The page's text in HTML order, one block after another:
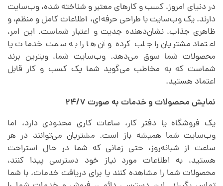
در دنیای امروز، کسب و کارهای معتبر و شناخته شده، وب‌سایت
دارند. یک وب‌سایت با طراحی حرفه‌ای، اطلاعات کامل و منظم، و
ظاهری جذاب، نشان‌دهنده جدیت و اعتبار شماست. این امر،
اعتماد مشتریان را جلب کرده و آن‌ها را به سمت خدمات یا
محصولات شما سوق می‌دهد. وب‌سایت شما، ویترین برند
شماست که به مخاطب می‌گوید شما یک کسب و کار قابل
اعتماد هستید.
نمایش محصولات و خدمات به صورت ۲۴/۷
یک فروشگاه یا دفتر کار، ساعات کاری محدودی دارد، اما
وب‌سایت شما همیشه باز است. مشتریان می‌توانند در هر
ساعت از شبانه‌روز، حتی زمانی که شما در حال استراحت
هستید، به اطلاعات مورد نیاز خود دسترسی پیدا کنند،
محصولات شما را مشاهده کنند یا برای دریافت خدمات، با شما